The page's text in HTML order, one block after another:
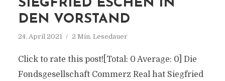
SIEGFRIED ESCHEN IN
DEN VORSTAND
24. April 2021 2 Min. Lesedauer
Click to rate this post![Total: 0 Average: 0] Die
Fondsgesellschaft Commerz Real hat Siegfried